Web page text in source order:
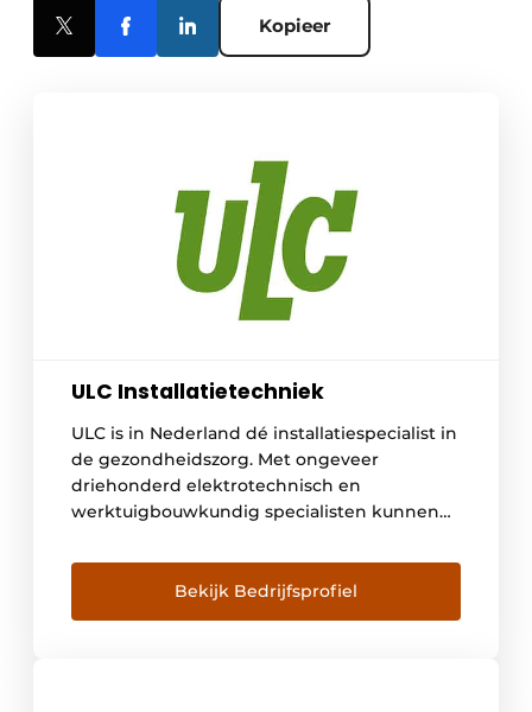
Kopieer
ULC Installatietechniek
ULC is in Nederland dé installatiespecialist in
de gezondheidszorg. Met ongeveer
driehonderd elektrotechnisch en
werktuigbouwkundig specialisten kunnen
technische installaties onderhouden. We
kunnen opdrachtgevers bijstaan in de
complete levenscyclus van zorgvastgoed.
Bekijk Bedrijfsprofiel